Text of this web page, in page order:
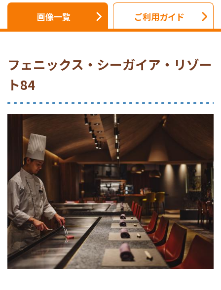
画像一覧 ご利用ガイド
フェニックス・シーガイア・リゾー
ト84